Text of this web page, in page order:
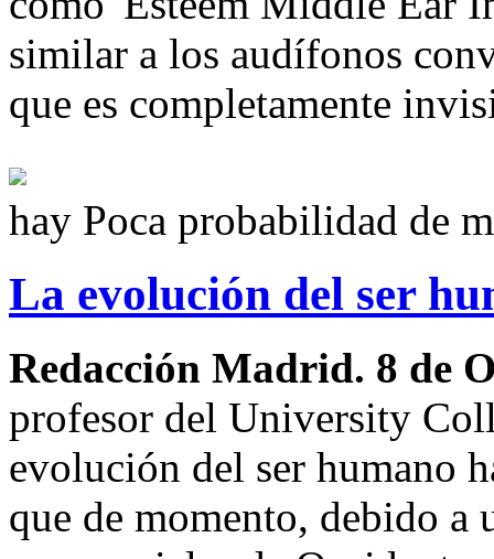
similar a los audífonos
que es completamente
hay Poca probabilidad de
La evolución del ser
Redacción Madrid. 8 de
profesor del University
evolución del ser humano
que de momento, debido a